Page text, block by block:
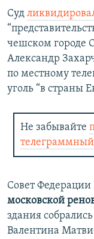
Суд
чешском городе
Александр
по местному
уголь “в страны
Не забывайте
телеграммный
Совет Федерации
московской
здания
Валентина